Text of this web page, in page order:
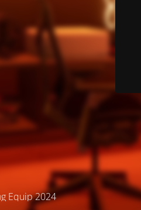
Equip 2024